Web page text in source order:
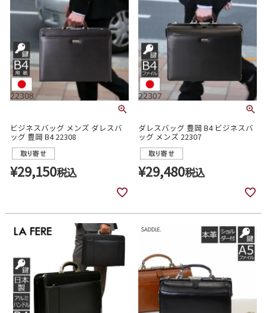
ビジネスバッグ メンズ ダレスバ
ッグ 豊岡 B4 22308
¥29,150税込
ダレスバッグ 豊岡 B4 ビジネスバ
ッグ メンズ 22307
¥29,480税込